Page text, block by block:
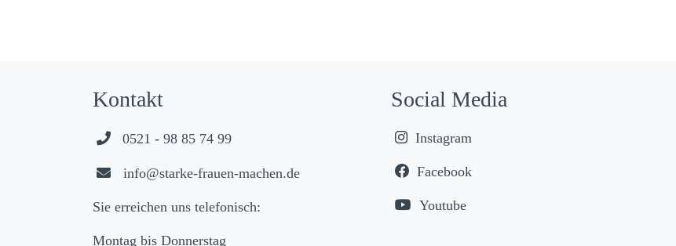
Kontakt
Telefon:
0521 - 98 85 74 99
info@starke-frauen-machen.de
Sie erreichen uns telefonisch:
Montag bis Donnerstag
Social Media
Instagram
Facebook
Youtube